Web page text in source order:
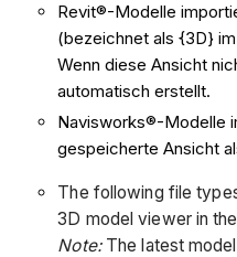
Revit®-Modelle
(bezeichnet als {3D}
Wenn diese Ansicht
automatisch erstellt.
Navisworks®-Modelle
gespeicherte Ansicht
The following file
3D model viewer in
Note: The latest